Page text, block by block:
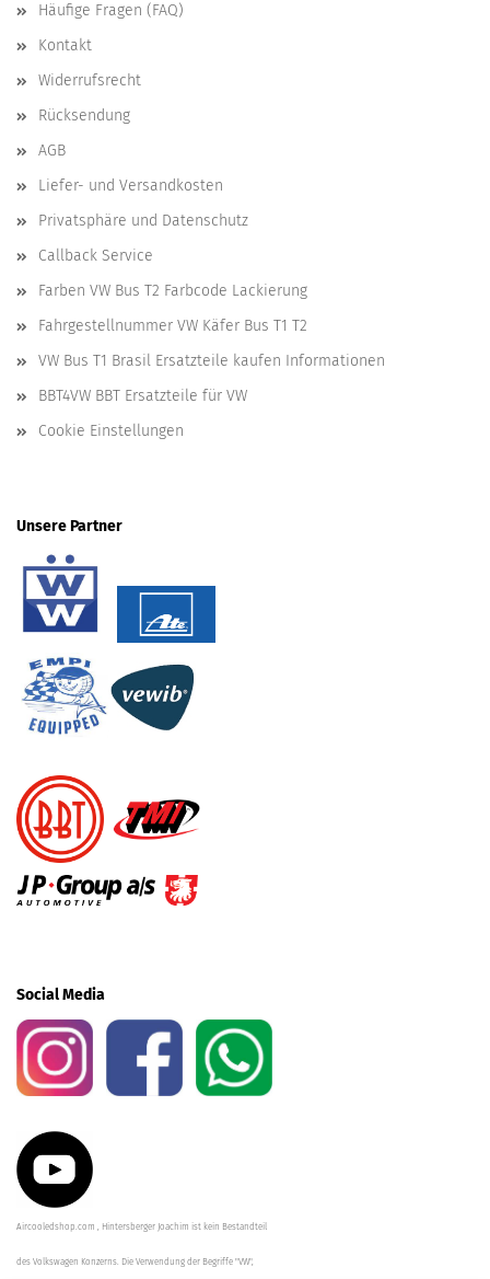
Häufige Fragen (FAQ)
Kontakt
Widerrufsrecht
Rücksendung
AGB
Liefer- und Versandkosten
Privatsphäre und Datenschutz
Callback Service
Farben VW Bus T2 Farbcode Lackierung
Fahrgestellnummer VW Käfer Bus T1 T2
VW Bus T1 Brasil Ersatzteile kaufen Informationen
BBT4VW BBT Ersatzteile für VW
Cookie Einstellungen
Unsere Partner
Social Media
Aircooledshop.com , Hintersberger Joachim ist kein Bestandteil
des Volkswagen Konzerns. Die Verwendung der Begriffe "VW",